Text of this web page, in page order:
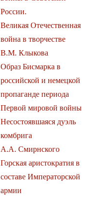
России.
Великая Отечественная
война в творчестве
В.М. Клыкова
Образ Бисмарка в
российской и немецкой
пропаганде периода
Первой мировой войны
Несостоявшаяся дуэль
комбрига
А.А. Смирнского
Горская аристократия в
составе Императорской
армии